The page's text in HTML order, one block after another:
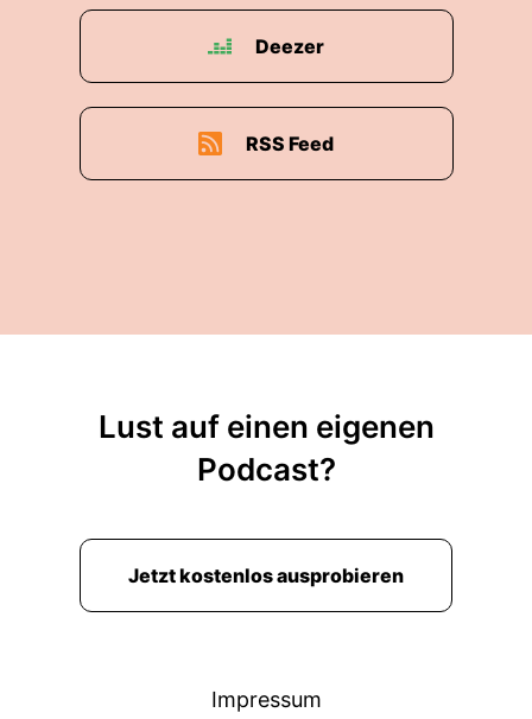
Deezer
RSS Feed
Lust auf einen eigenen
Podcast?
Jetzt kostenlos ausprobieren
Impressum